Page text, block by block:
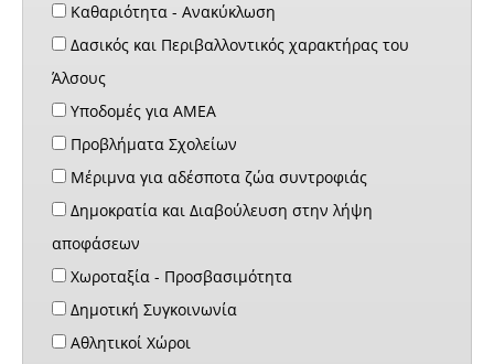
Καθαριότητα - Ανακύκλωση
Δασικός και Περιβαλλοντικός χαρακτήρας του
Άλσους
Υποδομές για ΑΜΕΑ
Προβλήματα Σχολείων
Μέριμνα για αδέσποτα ζώα συντροφιάς
Δημοκρατία και Διαβούλευση στην λήψη
αποφάσεων
Χωροταξία - Προσβασιμότητα
Δημοτική Συγκοινωνία
Αθλητικοί Χώροι